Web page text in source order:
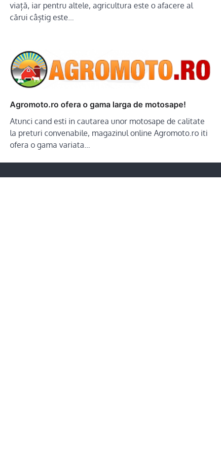
viață, iar pentru altele, agricultura este o afacere al
cărui câștig este…
Agromoto.ro ofera o gama larga de motosape!
Atunci cand esti in cautarea unor motosape de calitate
la preturi convenabile, magazinul online Agromoto.ro iti
ofera o gama variata…